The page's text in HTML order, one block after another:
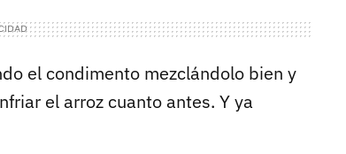
el condimento mezclándolo bien y
el arroz cuanto antes. Y ya